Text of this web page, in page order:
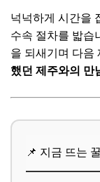
넉넉하게 시간을
수속 절차를 밟습
을 되새기며 다음
했던 제주와의 만
📌 지금 뜨는